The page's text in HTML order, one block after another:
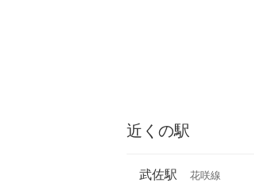
近くの駅
武佐駅 花咲線